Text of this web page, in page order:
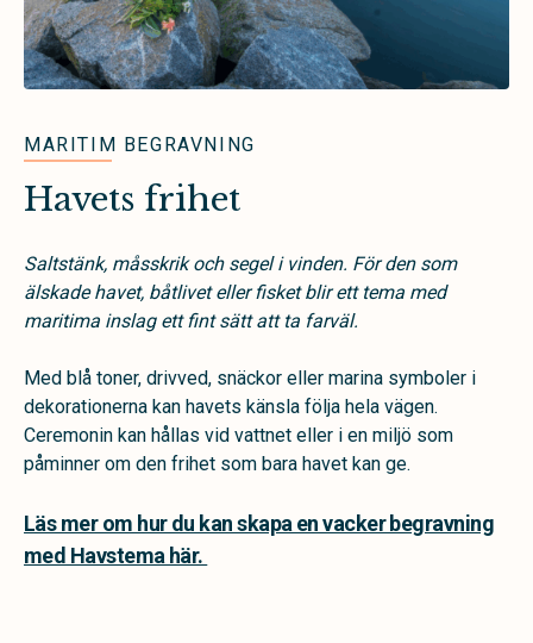
MARITIM BEGRAVNING
Havets frihet
Saltstänk, måsskrik och segel i vinden. För den som
älskade havet, båtlivet eller fisket blir ett tema med
maritima inslag ett fint sätt att ta farväl.
Med blå toner, drivved, snäckor eller marina symboler i
dekorationerna kan havets känsla följa hela vägen.
Ceremonin kan hållas vid vattnet eller i en miljö som
påminner om den frihet som bara havet kan ge.
Läs mer om hur du kan skapa en vacker begravning
med Havstema här.